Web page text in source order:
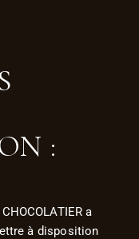
:
a
à disposition